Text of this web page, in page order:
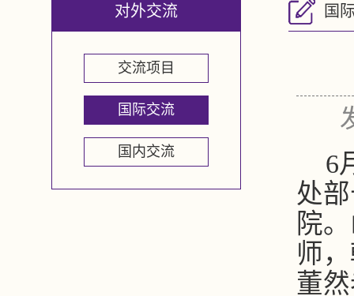
对外交流
交流项目
国际交流
国内交流
国
6
处
院
师
董